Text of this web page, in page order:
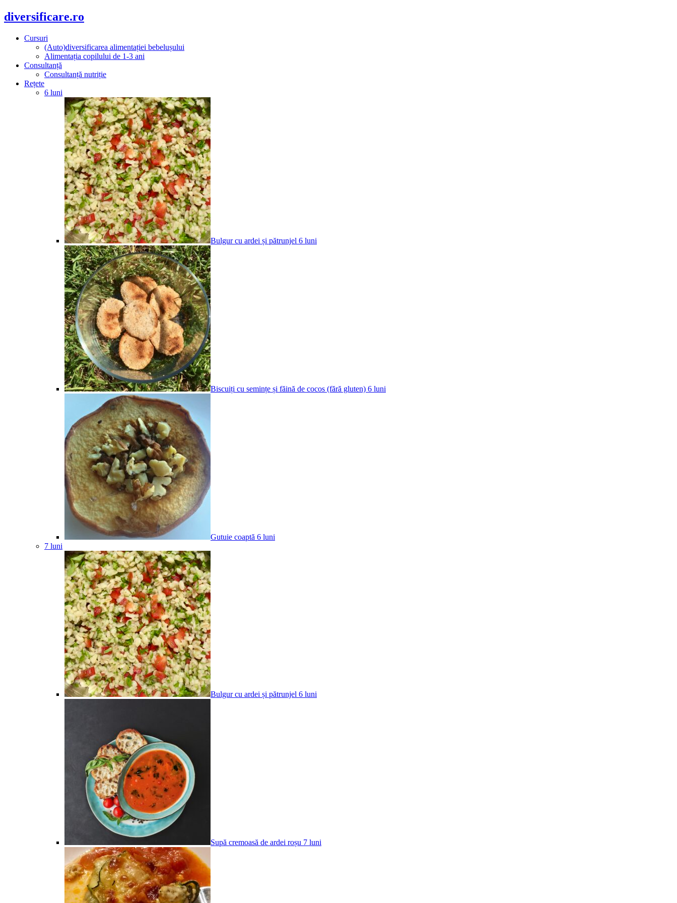
diversificare.ro
Cursuri
(Auto)diversificarea alimentației bebelușului
Alimentația copilului de 1-3 ani
Consultanță
Consultanță nutriție
Rețete
6 luni
Bulgur cu ardei și pătrunjel 6 luni
Biscuiți cu semințe și făină de cocos (fără gluten) 6 luni
Gutuie coaptă 6 luni
7 luni
Bulgur cu ardei și pătrunjel 6 luni
Supă cremoasă de ardei roșu 7 luni